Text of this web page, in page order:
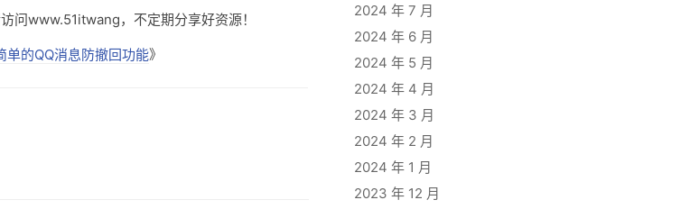
问www.51itwang，不定期分享好资源！
单的QQ消息防撤回功能》
2024 年 7 月
2024 年 6 月
2024 年 5 月
2024 年 4 月
2024 年 3 月
2024 年 2 月
2024 年 1 月
2023 年 12 月